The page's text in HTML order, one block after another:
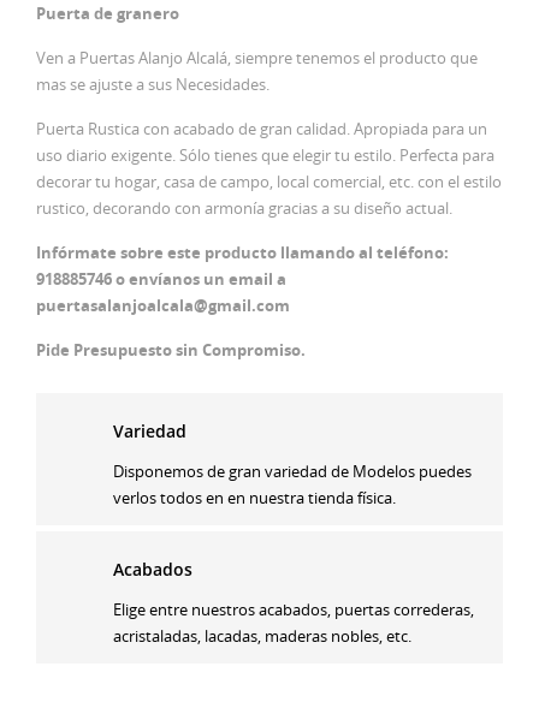
Puerta de granero
Ven a Puertas Alanjo Alcalá, siempre tenemos el producto que
mas se ajuste a sus Necesidades.
Puerta Rustica con acabado de gran calidad. Apropiada para un
uso diario exigente. Sólo tienes que elegir tu estilo. Perfecta para
decorar tu hogar, casa de campo, local comercial, etc. con el estilo
rustico, decorando con armonía gracias a su diseño actual.
Infórmate sobre este producto llamando al teléfono:
918885746 o envíanos un email a
puertasalanjoalcala@gmail.com
Pide Presupuesto sin Compromiso.
Variedad
Disponemos de gran variedad de Modelos puedes
verlos todos en en nuestra tienda física.
Acabados
Elige entre nuestros acabados, puertas correderas,
acristaladas, lacadas, maderas nobles, etc.